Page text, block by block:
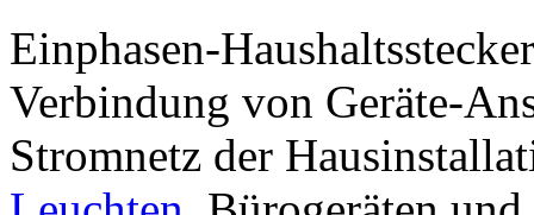
Einphasen-
Verbindung von Geräte-
Stromnetz der